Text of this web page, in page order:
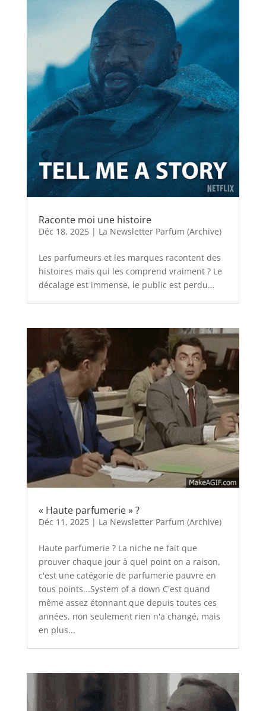
Raconte moi une histoire
Déc 18, 2025| La Newsletter Parfum (Archive)
Les parfumeurs et les marques racontent des
histoires mais qui les comprend vraiment ? Le
décalage est immense, le public est perdu…
« Haute parfumerie » ?
Déc 11, 2025| La Newsletter Parfum (Archive)
Haute parfumerie ? La niche ne fait que
prouver chaque jour à quel point on a raison,
c'est une catégorie de parfumerie pauvre en
tous points...System of a down C'est quand
même assez étonnant que depuis toutes ces
années, non seulement rien n'a changé, mais
en plus...